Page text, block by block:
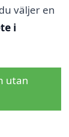
väljer en
i
utan